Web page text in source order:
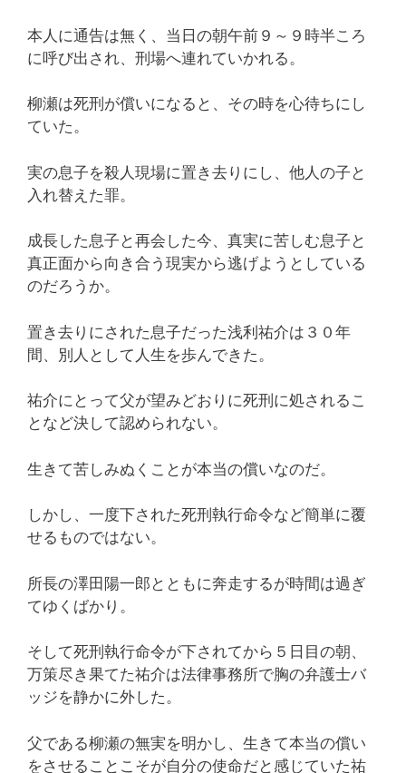
本人に通告は無く、当日の朝午前９～９時半ころ
に呼び出され、刑場へ連れていかれる。
柳瀬は死刑が償いになると、その時を心待ちにし
ていた。
実の息子を殺人現場に置き去りにし、他人の子と
入れ替えた罪。
成長した息子と再会した今、真実に苦しむ息子と
真正面から向き合う現実から逃げようとしている
のだろうか。
置き去りにされた息子だった浅利祐介は３０年
間、別人として人生を歩んできた。
祐介にとって父が望みどおりに死刑に処されるこ
となど決して認められない。
生きて苦しみぬくことが本当の償いなのだ。
しかし、一度下された死刑執行命令など簡単に覆
せるものではない。
所長の澤田陽一郎とともに奔走するが時間は過ぎ
てゆくばかり。
そして死刑執行命令が下されてから５日目の朝、
万策尽き果てた祐介は法律事務所で胸の弁護士バ
ッジを静かに外した。
父である柳瀬の無実を明かし、生きて本当の償い
をさせることこそが自分の使命だと感じていた祐